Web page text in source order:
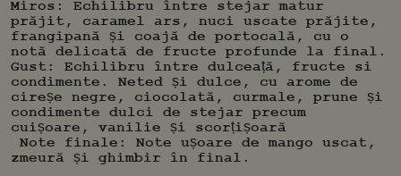
simplu, într-un pahar de lux cu bază grea.
Miros: Echilibru între stejar matur
prăjit, caramel ars, nuci uscate prăjite,
frangipană și coajă de portocală, cu o
notă delicată de fructe profunde la final.
Gust: Echilibru între dulceață, fructe si
condimente. Neted și dulce, cu arome de
cireșe negre, ciocolată, curmale, prune și
condimente dulci de stejar precum
cuișoare, vanilie și scorțișoară
Note finale: Note ușoare de mango uscat,
zmeură și ghimbir în final.